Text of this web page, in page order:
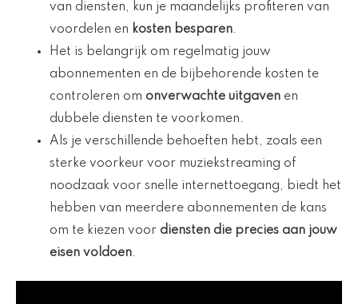
van diensten, kun je maandelijks profiteren van
voordelen en kosten besparen.
Het is belangrijk om regelmatig jouw
abonnementen en de bijbehorende kosten te
controleren om onverwachte uitgaven en
dubbele diensten te voorkomen.
Als je verschillende behoeften hebt, zoals een
sterke voorkeur voor muziekstreaming of
noodzaak voor snelle internettoegang, biedt het
hebben van meerdere abonnementen de kans
om te kiezen voor diensten die precies aan jouw
eisen voldoen.